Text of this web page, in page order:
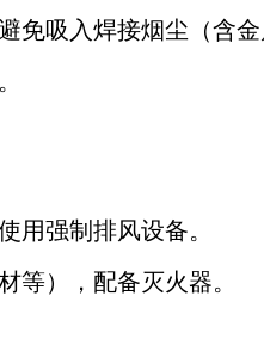
吸入焊接烟尘（含金
用强制排风设备。
等），配备灭火器。